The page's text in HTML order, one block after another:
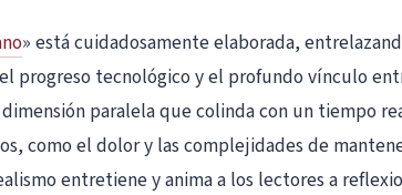
» está cuidadosamente elaborada,
progreso tecnológico y el profundo vínculo
paralela que colinda con un tiempo
como el dolor y las complejidades de
entretiene y anima a los lectores a